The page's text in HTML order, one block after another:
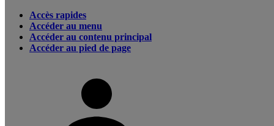
Accès rapides
Accéder au menu
Accéder au contenu principal
Accéder au pied de page